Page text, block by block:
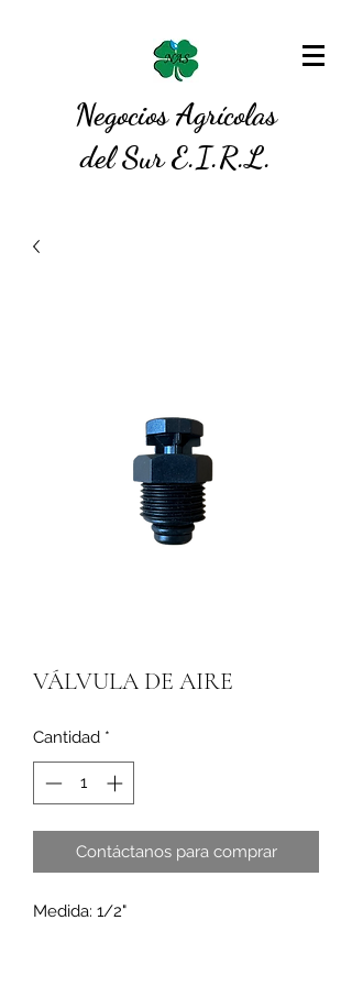
Negocios Agrícolas
del Sur E.I.R.L.
VÁLVULA DE AIRE
Cantidad *
Contáctanos para comprar
Medida: 1/2"